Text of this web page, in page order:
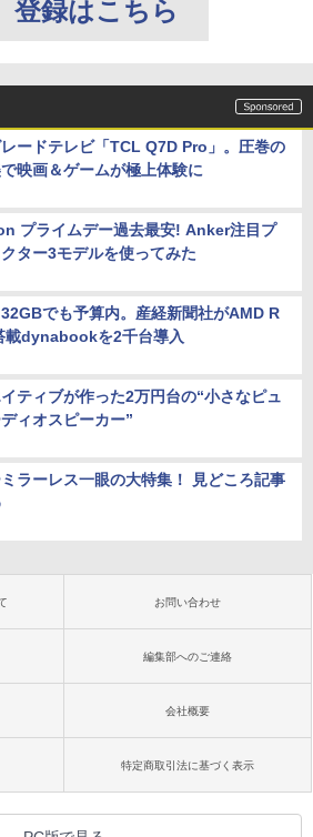
登録はこちら
ードテレビ「TCL Q7D Pro」。圧巻の
映画＆ゲームが極上体験に
プライムデー過去最安! Anker注目プ
ター3モデルを使ってみた
でも予算内。産経新聞社がAMD R
載dynabookを2千台導入
ティブが作った2万円台の“小さなピュ
ィオスピーカー”
ラーレス一眼の大特集！ 見どころ記事
お問い合わせ
編集部へのご連絡
会社概要
特定商取引法に基づく表示